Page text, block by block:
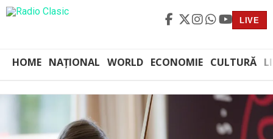
LIVE
HOME NAȚIONAL WORLD ECONOMIE CULTURĂ